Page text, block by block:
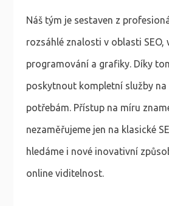
Náš tým je sestaven z
rozsáhlé znalosti v oblasti SEO,
programování a grafiky. Díky
poskytnout kompletní služby na
potřebám. Přístup na míru
nezaměřujeme jen na klasické
hledáme i nové inovativní
online viditelnost.